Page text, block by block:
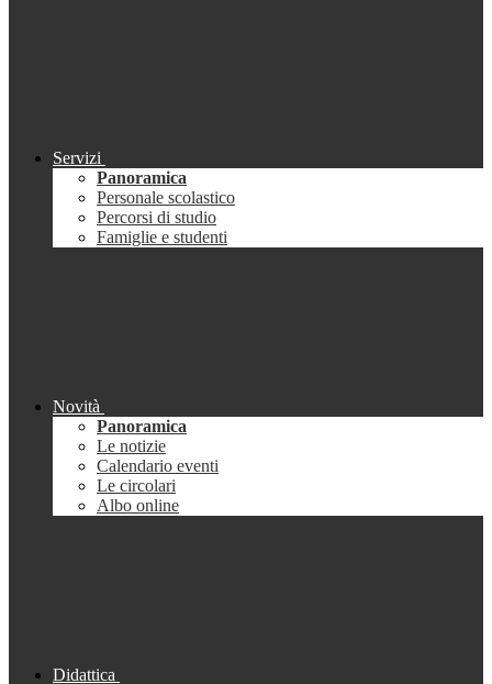
Servizi
Panoramica
Personale scolastico
Percorsi di studio
Famiglie e studenti
Novità
Panoramica
Le notizie
Calendario eventi
Le circolari
Albo online
Didattica